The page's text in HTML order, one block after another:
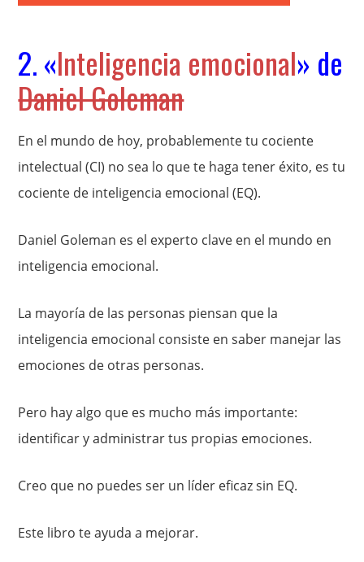
2. «Inteligencia emocional» de
Daniel Goleman
En el mundo de hoy, probablemente tu cociente
intelectual (CI) no sea lo que te haga tener éxito, es tu
cociente de inteligencia emocional (EQ).
Daniel Goleman es el experto clave en el mundo en
inteligencia emocional.
La mayoría de las personas piensan que la
inteligencia emocional consiste en saber manejar las
emociones de otras personas.
Pero hay algo que es mucho más importante:
identificar y administrar tus propias emociones.
Creo que no puedes ser un líder eficaz sin EQ.
Este libro te ayuda a mejorar.